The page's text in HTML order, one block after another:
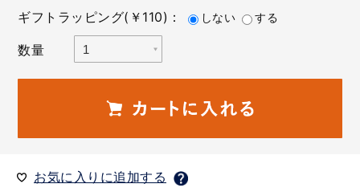
ギフトラッピング(￥110)： しない する
数量
お気に入りに追加する